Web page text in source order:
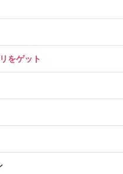
をゲット